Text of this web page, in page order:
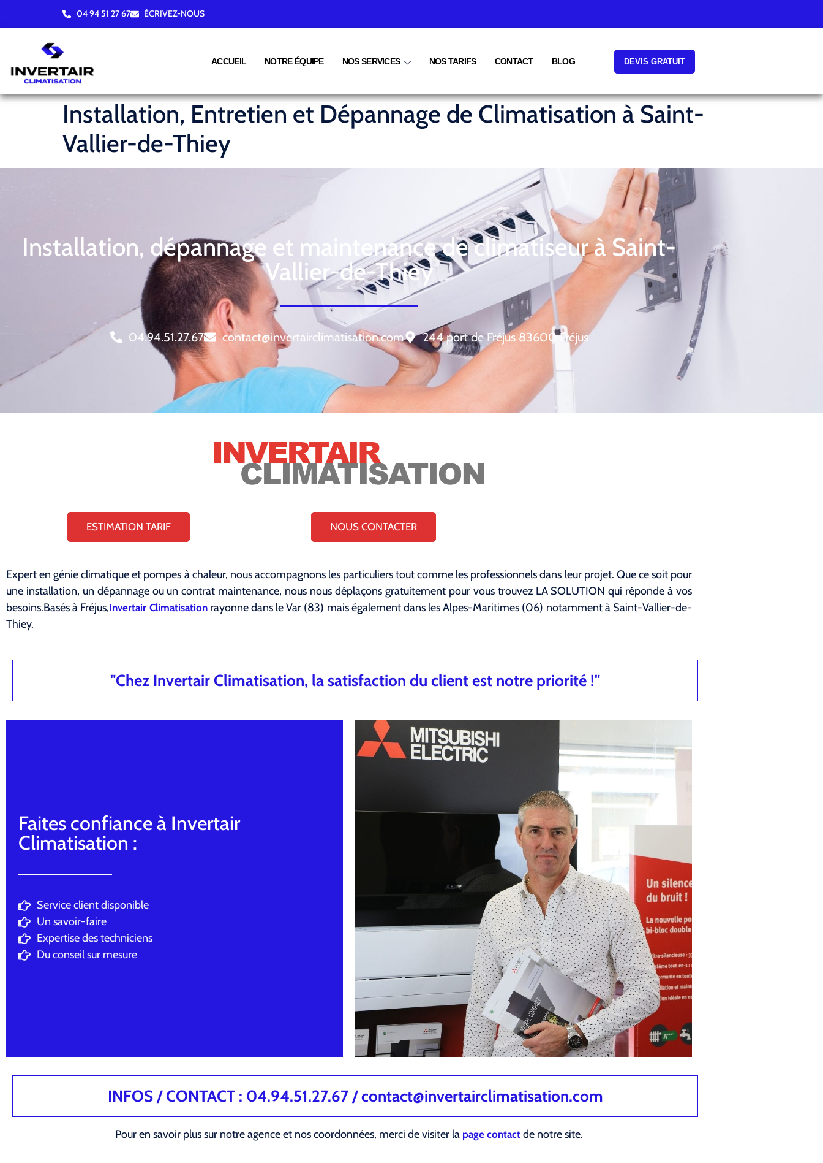
04 94 51 27 67 ÉCRIVEZ-NOUS
ACCUEIL NOTRE ÉQUIPE NOS SERVICES NOS TARIFS CONTACT BLOG DEVIS GRATUIT
Installation, Entretien et Dépannage de Climatisation à Saint-
Vallier-de-Thiey
Installation, dépannage et maintenance de climatiseur à Saint-
Vallier-de-Thiey
04.94.51.27.67 contact@invertairclimatisation.com 244 port de Fréjus 83600 Fréjus
ESTIMATION TARIF NOUS CONTACTER
Expert en génie climatique et pompes à chaleur, nous accompagnons les particuliers tout comme les professionnels dans leur projet. Que ce soit pour
une installation, un dépannage ou un contrat maintenance, nous nous déplaçons gratuitement pour vous trouvez LA SOLUTION qui réponde à vos
besoins.Basés à Fréjus,Invertair Climatisationrayonne dans le Var (83) mais également dans les Alpes-Maritimes (06) notamment à Saint-Vallier-de-
Thiey.
"Chez Invertair Climatisation, la satisfaction du client est notre priorité !"
Faites confiance à Invertair
Climatisation :
Service client disponible
Un savoir-faire
Expertise des techniciens
Du conseil sur mesure
INFOS / CONTACT : 04.94.51.27.67 / contact@invertairclimatisation.com
Pour en savoir plus sur notre agence et nos coordonnées, merci de visiter la page contact de notre site.